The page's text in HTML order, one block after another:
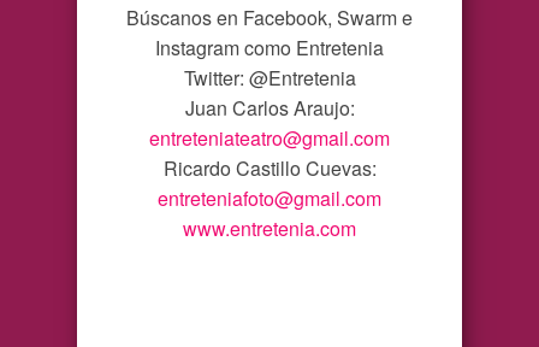
Búscanos en Facebook, Swarm e
Instagram como Entretenia
Twitter: @Entretenia
Juan Carlos Araujo:
entreteniateatro@gmail.com
Ricardo Castillo Cuevas:
entreteniafoto@gmail.com
www.entretenia.com